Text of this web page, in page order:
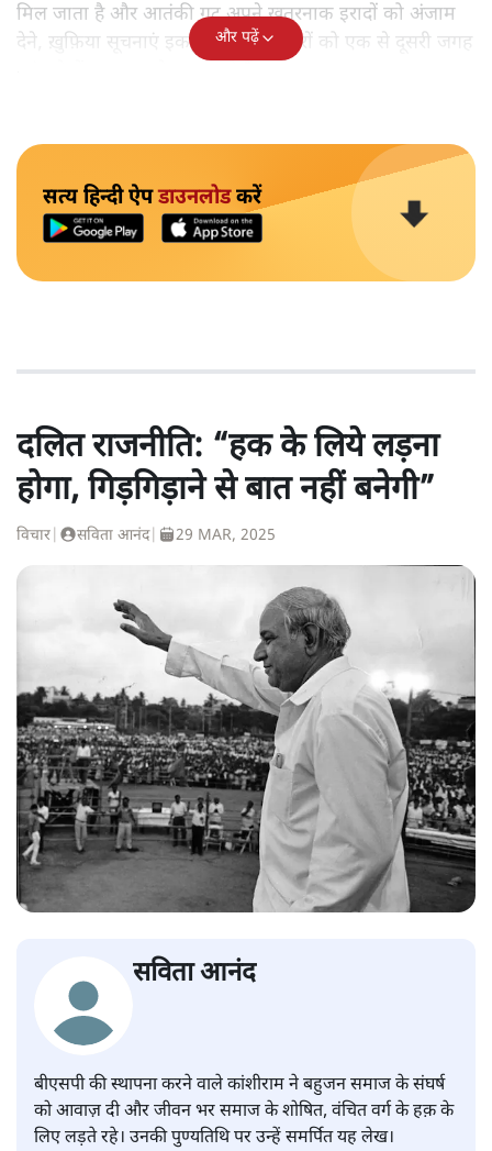
मिल जाता है और आतंकी गुट अपने ख़तरनाक इरादों को अंजाम
देने, ख़ुफ़िया सूचनाएं इकट्ठा करने, हथियारों को एक से दूसरी जगह
और पढ़ें
सत्य हिन्दी ऐपडाउनलोडकरें
दलित राजनीति: “हक के लिये लड़ना
होगा, गिड़गिड़ाने से बात नहीं बनेगी”
विचार सविता आनंद| 29 MAR, 2025
सविता आनंद
बीएसपी की स्थापना करने वाले कांशीराम ने बहुजन समाज के संघर्ष
को आवाज़ दी और जीवन भर समाज के शोषित, वंचित वर्ग के हक़ के
लिए लड़ते रहे। उनकी पुण्यतिथि पर उन्हें समर्पित यह लेख।